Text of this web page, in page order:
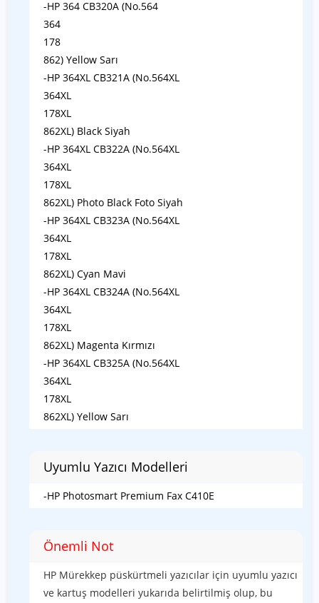
-HP 364 CB320A (No.564
364
178
862) Yellow Sarı
-HP 364XL CB321A (No.564XL
364XL
178XL
862XL) Black Siyah
-HP 364XL CB322A (No.564XL
364XL
178XL
862XL) Photo Black Foto Siyah
-HP 364XL CB323A (No.564XL
364XL
178XL
862XL) Cyan Mavi
-HP 364XL CB324A (No.564XL
364XL
178XL
862XL) Magenta Kırmızı
-HP 364XL CB325A (No.564XL
364XL
178XL
862XL) Yellow Sarı
Uyumlu Yazıcı Modelleri
-HP Photosmart Premium Fax C410E
Önemli Not
HP Mürekkep püskürtmeli yazıcılar için uyumlu yazıcı
ve kartuş modelleri yukarıda belirtilmiş olup, bu